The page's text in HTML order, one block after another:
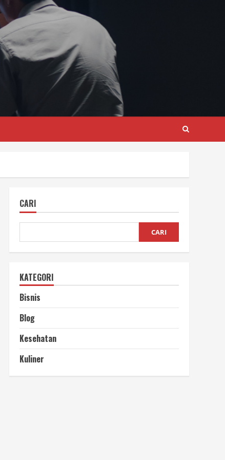
CARI
CARI
KATEGORI
Bisnis
Blog
Kesehatan
Kuliner